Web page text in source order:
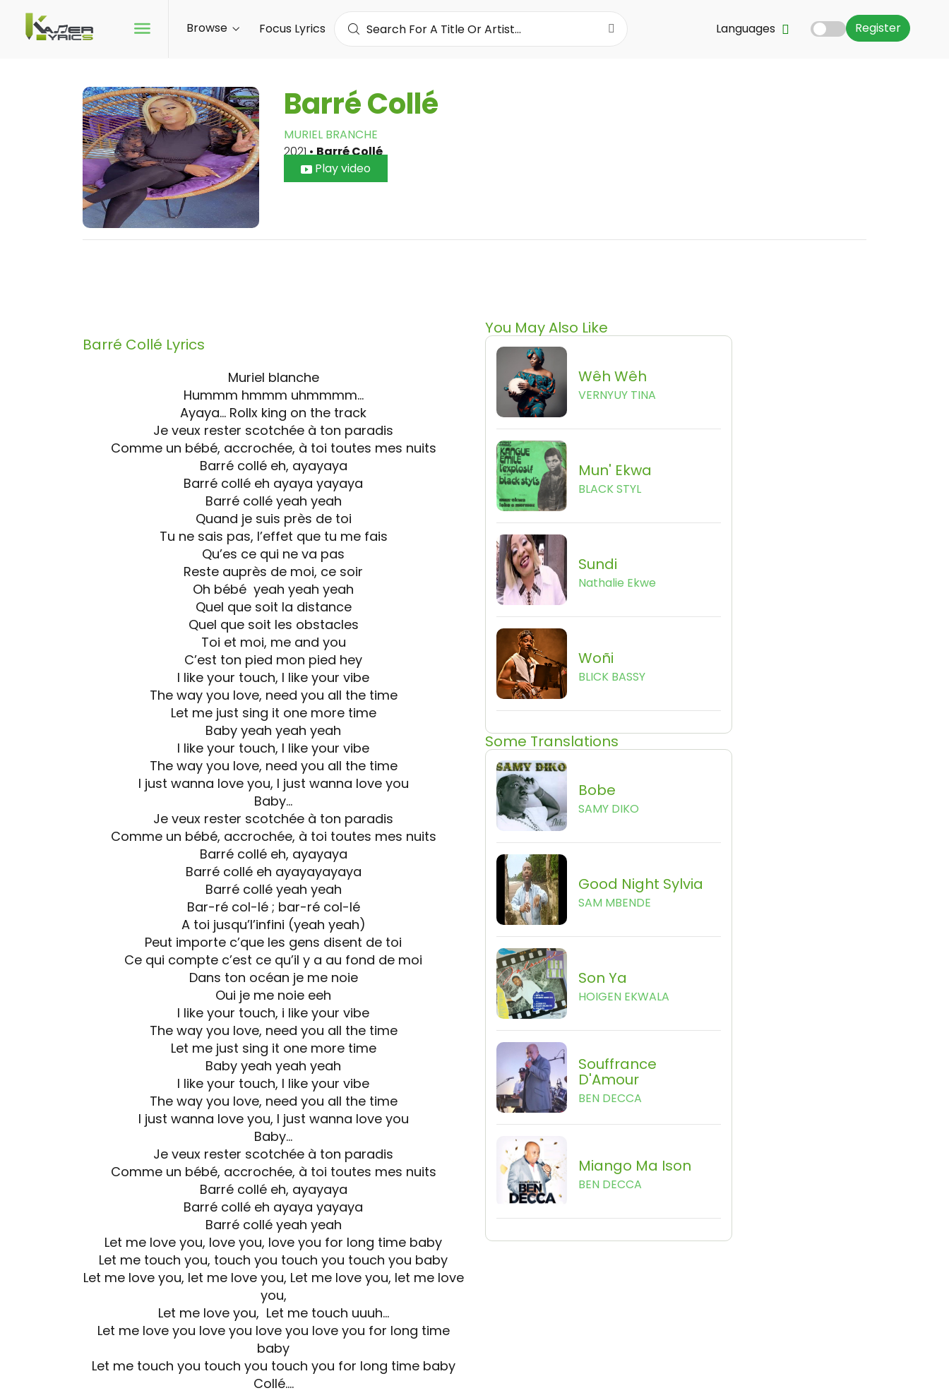
Register
Browse Focus Lyrics Languages
Barré Collé
MURIEL BRANCHE
2021•Barré Collé
Play video
Barré Collé Lyrics
Muriel blanche
Hummm hmmm uhmmmm…
Ayaya… Rollx king on the track
Je veux rester scotchée à ton paradis
Comme un bébé, accrochée, à toi toutes mes nuits
Barré collé eh, ayayaya
Barré collé eh ayaya yayaya
Barré collé yeah yeah
Quand je suis près de toi
Tu ne sais pas, l’effet que tu me fais
Qu’es ce qui ne va pas
Reste auprès de moi, ce soir
Oh bébé yeah yeah yeah
Quel que soit la distance
Quel que soit les obstacles
Toi et moi, me and you
C’est ton pied mon pied hey
I like your touch, I like your vibe
The way you love, need you all the time
Let me just sing it one more time
Baby yeah yeah yeah
I like your touch, I like your vibe
The way you love, need you all the time
I just wanna love you, I just wanna love you
Baby…
Je veux rester scotchée à ton paradis
Comme un bébé, accrochée, à toi toutes mes nuits
Barré collé eh, ayayaya
Barré collé eh ayayayayaya
Barré collé yeah yeah
Bar-ré col-lé ; bar-ré col-lé
A toi jusqu’l’infini (yeah yeah)
Peut importe c’que les gens disent de toi
Ce qui compte c’est ce qu’il y a au fond de moi
Dans ton océan je me noie
Oui je me noie eeh
I like your touch, i like your vibe
The way you love, need you all the time
Let me just sing it one more time
Baby yeah yeah yeah
I like your touch, I like your vibe
The way you love, need you all the time
I just wanna love you, I just wanna love you
Baby…
Je veux rester scotchée à ton paradis
Comme un bébé, accrochée, à toi toutes mes nuits
Barré collé eh, ayayaya
Barré collé eh ayaya yayaya
Barré collé yeah yeah
Let me love you, love you, love you for long time baby
Let me touch you, touch you touch you touch you baby
Let me love you, let me love you, Let me love you, let me love
you,
Let me love you, Let me touch uuuh…
Let me love you love you love you love you for long time
baby
Let me touch you touch you touch you for long time baby
Collé….
You May Also Like
Wêh Wêh
VERNYUY TINA
Mun' Ekwa
BLACK STYL
Sundi
Nathalie Ekwe
Woñi
BLICK BASSY
Some Translations
Bobe
SAMY DIKO
Good Night Sylvia
SAM MBENDE
Son Ya
HOIGEN EKWALA
Souffrance
D'Amour
BEN DECCA
Miango Ma Ison
BEN DECCA